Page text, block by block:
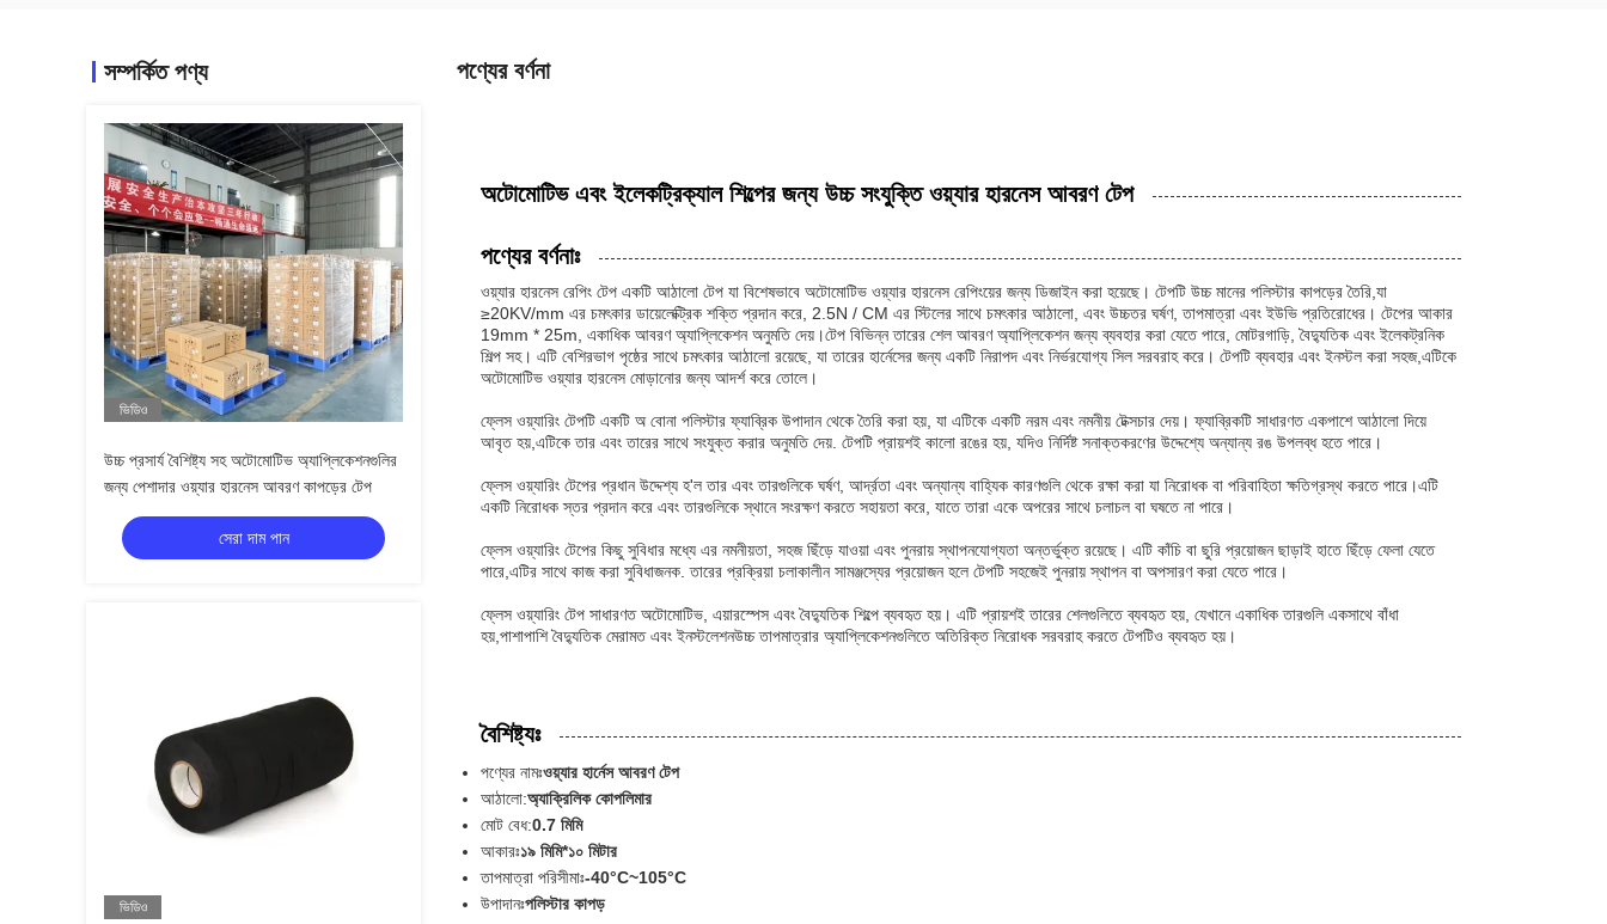
সম্পর্কিত পণ্য
ভিডিও
উচ্চ প্রসার্য বৈশিষ্ট্য সহ অটোমোটিভ অ্যাপ্লিকেশনগুলির
জন্য পেশাদার ওয়্যার হারনেস আবরণ কাপড়ের টেপ
সেরা দাম পান
ভিডিও
পণ্যের বর্ণনা
অটোমোটিভ এবং ইলেকট্রিক্যাল শিল্পের জন্য উচ্চ সংযুক্তি ওয়্যার হারনেস আবরণ টেপ
পণ্যের বর্ণনাঃ
ওয়্যার হারনেস রেপিং টেপ একটি আঠালো টেপ যা বিশেষভাবে অটোমোটিভ ওয়্যার হারনেস রেপিংয়ের জন্য ডিজাইন করা হয়েছে। টেপটি উচ্চ মানের পলিস্টার কাপড়ের তৈরি,যা
≥20KV/mm এর চমৎকার ডায়েলেক্ট্রিক শক্তি প্রদান করে, 2.5N / CM এর স্টিলের সাথে চমৎকার আঠালো, এবং উচ্চতর ঘর্ষণ, তাপমাত্রা এবং ইউভি প্রতিরোধের। টেপের আকার
19mm * 25m, একাধিক আবরণ অ্যাপ্লিকেশন অনুমতি দেয়।টেপ বিভিন্ন তারের শেল আবরণ অ্যাপ্লিকেশন জন্য ব্যবহার করা যেতে পারে, মোটরগাড়ি, বৈদ্যুতিক এবং ইলেকট্রনিক
শিল্প সহ। এটি বেশিরভাগ পৃষ্ঠের সাথে চমৎকার আঠালো রয়েছে, যা তারের হার্নেসের জন্য একটি নিরাপদ এবং নির্ভরযোগ্য সিল সরবরাহ করে। টেপটি ব্যবহার এবং ইনস্টল করা সহজ,এটিকে
অটোমোটিভ ওয়্যার হারনেস মোড়ানোর জন্য আদর্শ করে তোলে।
ফ্লেস ওয়্যারিং টেপটি একটি অ বোনা পলিস্টার ফ্যাব্রিক উপাদান থেকে তৈরি করা হয়, যা এটিকে একটি নরম এবং নমনীয় টেক্সচার দেয়। ফ্যাব্রিকটি সাধারণত একপাশে আঠালো দিয়ে
আবৃত হয়,এটিকে তার এবং তারের সাথে সংযুক্ত করার অনুমতি দেয়. টেপটি প্রায়শই কালো রঙের হয়, যদিও নির্দিষ্ট সনাক্তকরণের উদ্দেশ্যে অন্যান্য রঙ উপলব্ধ হতে পারে।
ফ্লেস ওয়্যারিং টেপের প্রধান উদ্দেশ্য হ'ল তার এবং তারগুলিকে ঘর্ষণ, আর্দ্রতা এবং অন্যান্য বাহ্যিক কারণগুলি থেকে রক্ষা করা যা নিরোধক বা পরিবাহিতা ক্ষতিগ্রস্থ করতে পারে।এটি
একটি নিরোধক স্তর প্রদান করে এবং তারগুলিকে স্থানে সংরক্ষণ করতে সহায়তা করে, যাতে তারা একে অপরের সাথে চলাচল বা ঘষতে না পারে।
ফ্লেস ওয়্যারিং টেপের কিছু সুবিধার মধ্যে এর নমনীয়তা, সহজ ছিঁড়ে যাওয়া এবং পুনরায় স্থাপনযোগ্যতা অন্তর্ভুক্ত রয়েছে। এটি কাঁচি বা ছুরি প্রয়োজন ছাড়াই হাতে ছিঁড়ে ফেলা যেতে
পারে,এটির সাথে কাজ করা সুবিধাজনক. তারের প্রক্রিয়া চলাকালীন সামঞ্জস্যের প্রয়োজন হলে টেপটি সহজেই পুনরায় স্থাপন বা অপসারণ করা যেতে পারে।
ফ্লেস ওয়্যারিং টেপ সাধারণত অটোমোটিভ, এয়ারস্পেস এবং বৈদ্যুতিক শিল্পে ব্যবহৃত হয়। এটি প্রায়শই তারের শেলগুলিতে ব্যবহৃত হয়, যেখানে একাধিক তারগুলি একসাথে বাঁধা
হয়,পাশাপাশি বৈদ্যুতিক মেরামত এবং ইনস্টলেশনউচ্চ তাপমাত্রার অ্যাপ্লিকেশনগুলিতে অতিরিক্ত নিরোধক সরবরাহ করতে টেপটিও ব্যবহৃত হয়।
বৈশিষ্ট্যঃ
পণ্যের নামঃওয়্যার হার্নেস আবরণ টেপ
আঠালো:অ্যাক্রিলিক কোপলিমার
মোট বেধ:0.7 মিমি
আকারঃ১৯ মিমি*১০ মিটার
তাপমাত্রা পরিসীমাঃ-40°C~105°C
উপাদানঃপলিস্টার কাপড়